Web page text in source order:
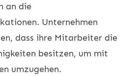
an die
Unternehmen
dass ihre Mitarbeiter die
besitzen, um mit
umzugehen.